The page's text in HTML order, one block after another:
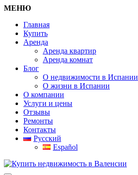
МЕНЮ
Главная
Купить
Аренда
Аренда квартир
Аренда комнат
Блог
О недвижимости в Испании
О жизни в Испании
О компании
Услуги и цены
Отзывы
Ремонты
Контакты
Русский
Español